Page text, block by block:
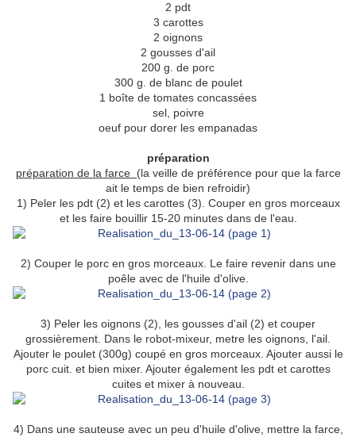
2 pdt
3 carottes
2 oignons
2 gousses d'ail
200 g. de porc
300 g. de blanc de poulet
1 boîte de tomates concassées
sel, poivre
oeuf pour dorer les empanadas
préparation
préparation de la farce (la veille de préférence pour que la farce
ait le temps de bien refroidir)
1) Peler les pdt (2) et les carottes (3). Couper en gros morceaux
et les faire bouillir 15-20 minutes dans de l'eau.
2) Couper le porc en gros morceaux. Le faire revenir dans une
poêle avec de l'huile d'olive.
3) Peler les oignons (2), les gousses d'ail (2) et couper
grossièrement. Dans le robot-mixeur, metre les oignons, l'ail.
Ajouter le poulet (300g) coupé en gros morceaux. Ajouter aussi le
porc cuit. et bien mixer. Ajouter également les pdt et carottes
cuites et mixer à nouveau.
4) Dans une sauteuse avec un peu d'huile d'olive, mettre la farce,